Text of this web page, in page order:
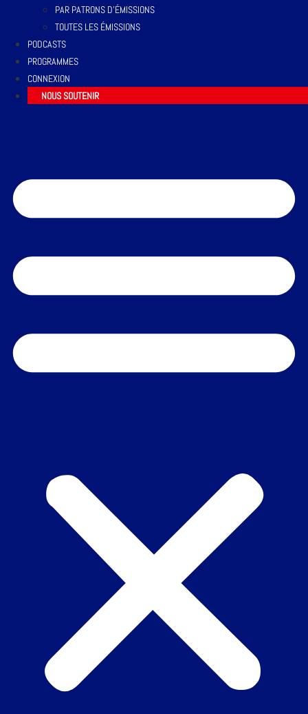
PAR PATRONS D’ÉMISSIONS
TOUTES LES ÉMISSIONS
PODCASTS
PROGRAMMES
CONNEXION
NOUS SOUTENIR